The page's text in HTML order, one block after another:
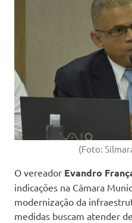
(Foto:
O vereador Evandro
indicações na Câmara
modernização da
medidas buscam atender